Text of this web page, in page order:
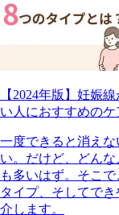
【2024年版】妊娠
い人におすすめのケ
一度できると消え
い。だけど、どん
も多いはず。そこ
タイプ、そしてで
介します。